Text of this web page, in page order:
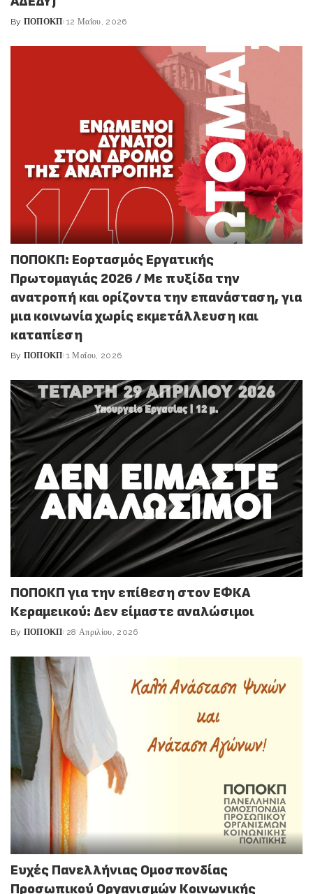
Posted
By ΠΟΠΟΚΠ 12 Μαΐου, 2026
ΠΟΠΟΚΠ: Εορτασμός Εργατικής
Πρωτομαγιάς 2026 / Με πυξίδα την
ανατροπή και ορίζοντα την επανάσταση, για
μια κοινωνία χωρίς εκμετάλλευση και
καταπίεση
Posted
By ΠΟΠΟΚΠ 1 Μαΐου, 2026
ΠΟΠΟΚΠ για την επίθεση στον ΕΦΚΑ
Κεραμεικού: Δεν είμαστε αναλώσιμοι
Posted
By ΠΟΠΟΚΠ 28 Απριλίου, 2026
Ευχές Πανελλήνιας Ομοσπονδίας
Προσωπικού Οργανισμών Κοινωνικής